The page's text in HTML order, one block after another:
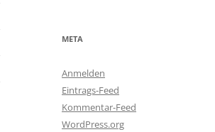
META
Anmelden
Eintrags-Feed
Kommentar-Feed
WordPress.org